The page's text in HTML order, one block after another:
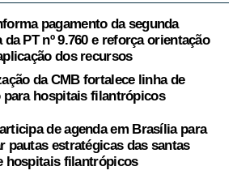
pagamento da segunda
da PT nº 9.760 e reforça orientação
dos recursos
da CMB fortalece linha de
para hospitais filantrópicos
de agenda em Brasília para
pautas estratégicas das santas
hospitais filantrópicos